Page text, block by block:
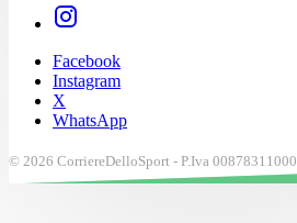
Facebook
Instagram
X
WhatsApp
© 2026 CorriereDelloSport - P.Iva 00878311000